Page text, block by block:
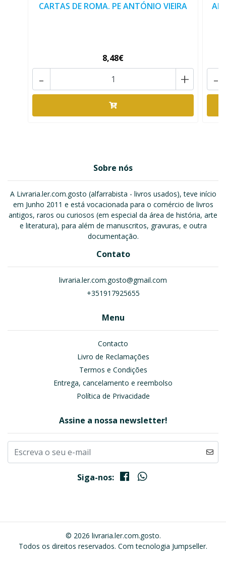
CARTAS DE ROMA. PE ANTÓNIO VIEIRA
8,48€
+
- -
Sobre nós
A Livraria.ler.com.gosto (alfarrabista - livros usados), teve início
em Junho 2011 e está vocacionada para o comércio de livros
antigos, raros ou curiosos (em especial da área de história, arte
e literatura), para além de manuscritos, gravuras, e outra
documentação.
Contato
livraria.ler.com.gosto@gmail.com
+351917925655
Menu
Contacto
Livro de Reclamações
Termos e Condições
Entrega, cancelamento e reembolso
Política de Privacidade
Assine a nossa newsletter!
Siga-nos:
© 2026 livraria.ler.com.gosto.
Todos os direitos reservados. Com tecnologia Jumpseller.